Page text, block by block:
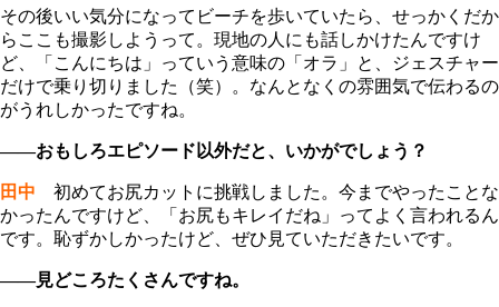
その後いい気分になってビーチを歩いていたら、せっかくだか
らここも撮影しようって。現地の人にも話しかけたんですけ
ど、「こんにちは」っていう意味の「オラ」と、ジェスチャー
だけで乗り切りました（笑）。なんとなくの雰囲気で伝わるの
がうれしかったですね。
――おもしろエピソード以外だと、いかがでしょう？
田中 初めてお尻カットに挑戦しました。今までやったことな
かったんですけど、「お尻もキレイだね」ってよく言われるん
です。恥ずかしかったけど、ぜひ見ていただきたいです。
――見どころたくさんですね。